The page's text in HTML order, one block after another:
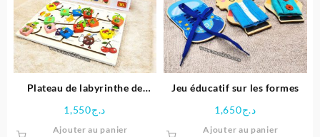
Plateau de labyrinthe de
Space Boy
د.ج1,550
Ajouter au panier
Jeu éducatif sur les formes
د.ج1,650
Ajouter au panier